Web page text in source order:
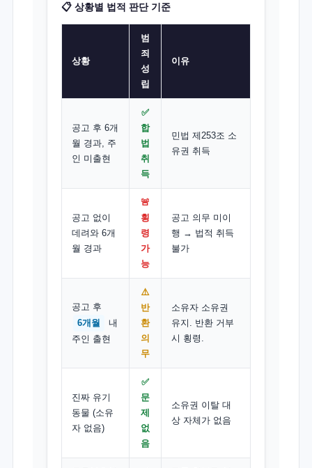
📋 상황별 법적 판단 기준
상황
범
죄
성
립
이유
공고 후 6개
월 경과, 주
인 미출현
✅
합
법
취
득
민법 제253조 소
유권 취득
공고 없이
데려와 6개
월 경과
🚨
횡
령
가
능
공고 의무 미이
행 → 법적 취득
불가
공고 후
6개월
내
주인 출현
⚠️
반
환
의
무
소유자 소유권
유지. 반환 거부
시 횡령.
진짜 유기
동물 (소유
자 없음)
✅
문
제
없
음
소유권 이탈 대
상 자체가 없음